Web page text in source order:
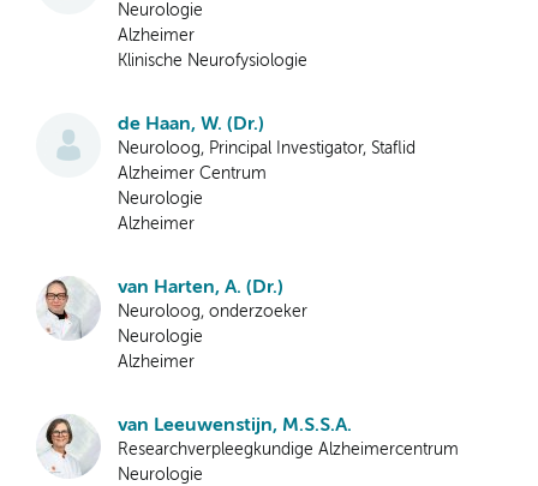
Neurologie
Alzheimer
Klinische Neurofysiologie
de Haan, W. (Dr.)
Neuroloog, Principal Investigator, Staflid
Alzheimer Centrum
Neurologie
Alzheimer
van Harten, A. (Dr.)
Neuroloog, onderzoeker
Neurologie
Alzheimer
van Leeuwenstijn, M.S.S.A.
Researchverpleegkundige Alzheimercentrum
Neurologie